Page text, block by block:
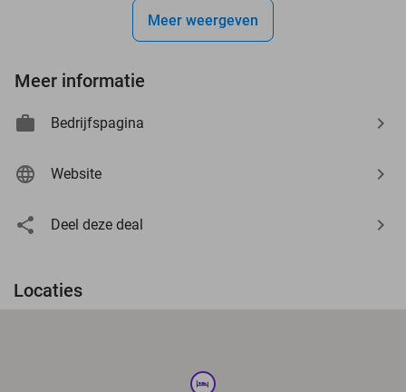
Meer weergeven
Meer informatie
Bedrijfspagina
Website
Deel deze deal
Locaties
hotel